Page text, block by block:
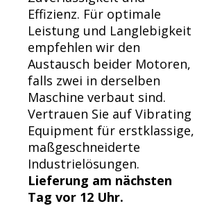
Effizienz. Für optimale
Leistung und Langlebigkeit
empfehlen wir den
Austausch beider Motoren,
falls zwei in derselben
Maschine verbaut sind.
Vertrauen Sie auf Vibrating
Equipment für erstklassige,
maßgeschneiderte
Industrielösungen.
Lieferung am nächsten
Tag vor 12 Uhr.